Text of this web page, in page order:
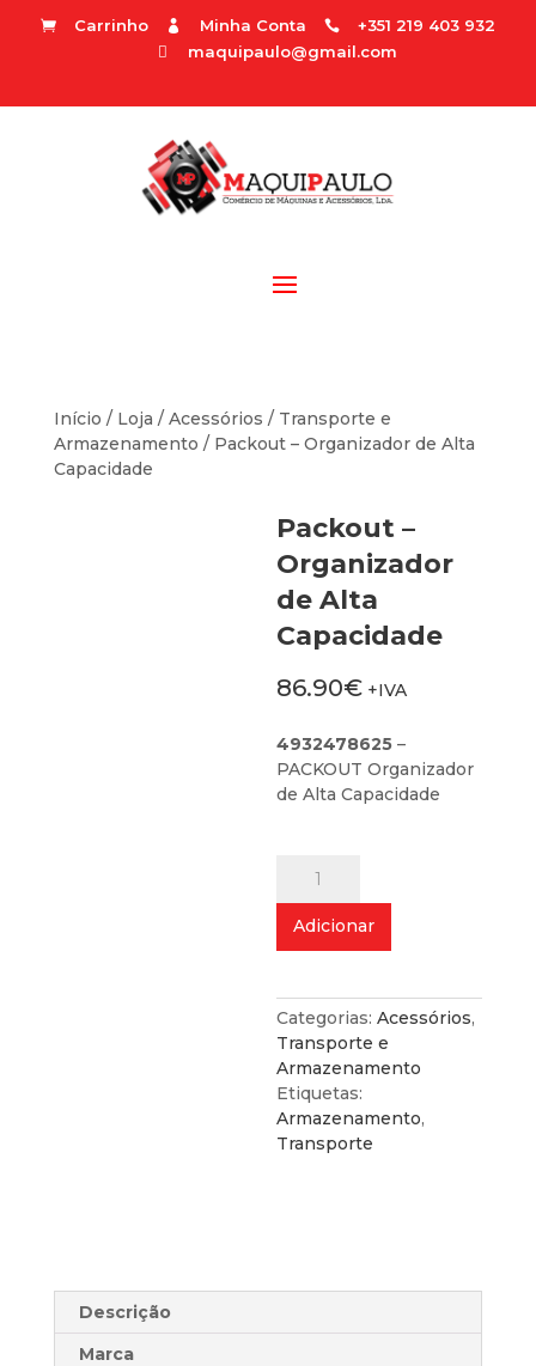
 Carrinho  Minha Conta  +351 219 403 932
 maquipaulo@gmail.com
Início / Loja / Acessórios / Transporte e
Armazenamento / Packout – Organizador de Alta
Capacidade
Packout –
Organizador
de Alta
Capacidade
86.90€ +IVA
4932478625 –
PACKOUT Organizador
de Alta Capacidade
Packout
Alta
Capacidade
Adicionar
Categorias:Acessórios,
Transporte e
Armazenamento
Etiquetas:
Armazenamento,
Transporte
Descrição
Marca